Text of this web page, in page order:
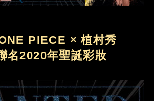
PIECE × 植村秀
名2020年聖誕彩妝